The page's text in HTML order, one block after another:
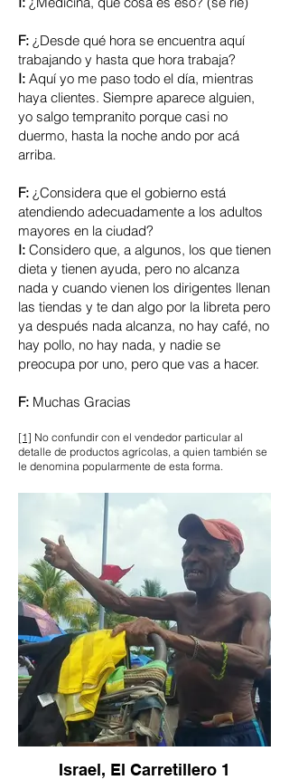
F: ¿Desde qué hora se encuentra aquí
trabajando y hasta que hora trabaja?
I: Aquí yo me paso todo el día, mientras
haya clientes. Siempre aparece alguien,
yo salgo tempranito porque casi no
duermo, hasta la noche ando por acá
arriba.
F: ¿Considera que el gobierno está
atendiendo adecuadamente a los adultos
mayores en la ciudad?
I: Considero que, a algunos, los que tienen
dieta y tienen ayuda, pero no alcanza
nada y cuando vienen los dirigentes llenan
las tiendas y te dan algo por la libreta pero
ya después nada alcanza, no hay café, no
hay pollo, no hay nada, y nadie se
preocupa por uno, pero que vas a hacer.
F: Muchas Gracias
[1] No confundir con el vendedor particular al
detalle de productos agrícolas, a quien también se
le denomina popularmente de esta forma.
Israel, El Carretillero 1